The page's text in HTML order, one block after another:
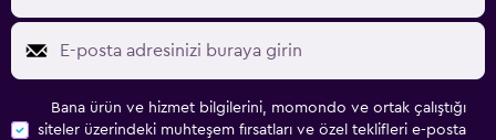
Bana ürün ve hizmet bilgilerini, momondo ve ortak çalıştığı
siteler üzerindeki muhteşem fırsatları ve özel teklifleri e-posta